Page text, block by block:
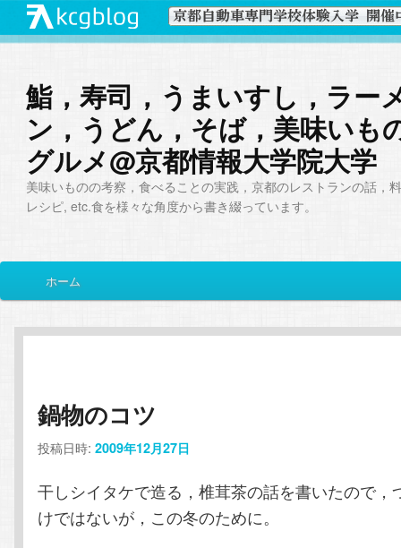
鮨，寿司，うまいすし，ラー
ン，うどん，そば，美味いも
グルメ@京都情報大学院大学
美味いものの考察，食べることの実践，京都のレストランの話，
レシピ, etc.食を様々な角度から書き綴っています。
イ
メ
イ
コ
ン
テ
サ
ブ
ン
テ
ン
ホーム
鍋物のコツ
投稿日時:2009年12月27日
干しシイタケで造る，椎茸茶の話を書いたので，
けではないが，この冬のために。